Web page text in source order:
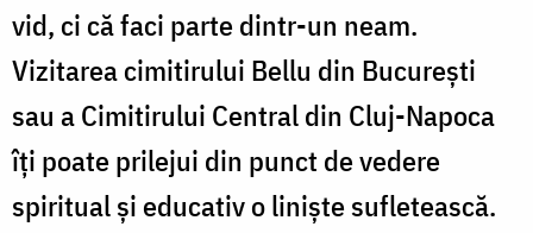
vid, ci că faci parte dintr-un neam.
Vizitarea cimitirului Bellu din București
sau a Cimitirului Central din Cluj-Napoca
îți poate prilejui din punct de vedere
spiritual și educativ o liniște sufletească.